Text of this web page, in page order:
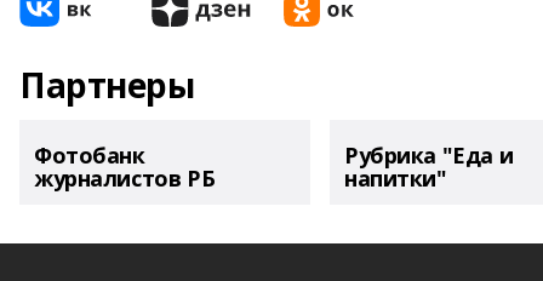
Партнеры
Фотобанк
журналистов РБ
Рубрика "Еда и
напитки"